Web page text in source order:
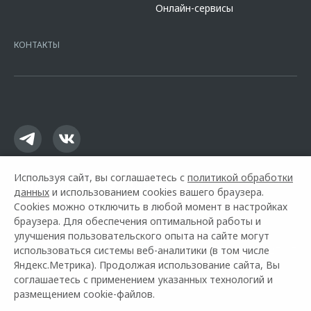
Кредит предоставляет АО Альфа-Банк. ИНН
16.01.2015. Предложение ограничено и не является публичной
Онлайн-сервисы
КОНТАКТЫ
Горячая линия OMODA: +7 (391) 290-27-07
© 2026 Медведь Альянс
Используя сайт, вы соглашаетесь с политикой обработки
данных и использованием cookies вашего браузера.
Cookies можно отключить в любой момент в настройках
браузера. Для обеспечения оптимальной работы и
улучшения пользовательского опыта на сайте могут
использоваться системы веб-аналитики (в том числе
Яндекс.Метрика). Продолжая использование сайта, Вы
соглашаетесь с применением указанных технологий и
размещением cookie-файлов.